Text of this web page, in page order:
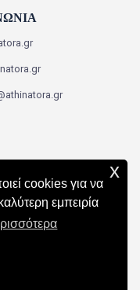
cookies για να
εμπειρία
x